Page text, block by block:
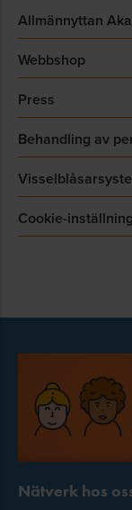
Allmännyttan
Webbshop
Press
Behandling av
Cookie-
Nätverk hos